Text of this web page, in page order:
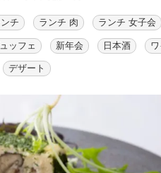
チ ランチ 肉 ランチ 女子会
ッフェ 新年会 日本酒
デザート